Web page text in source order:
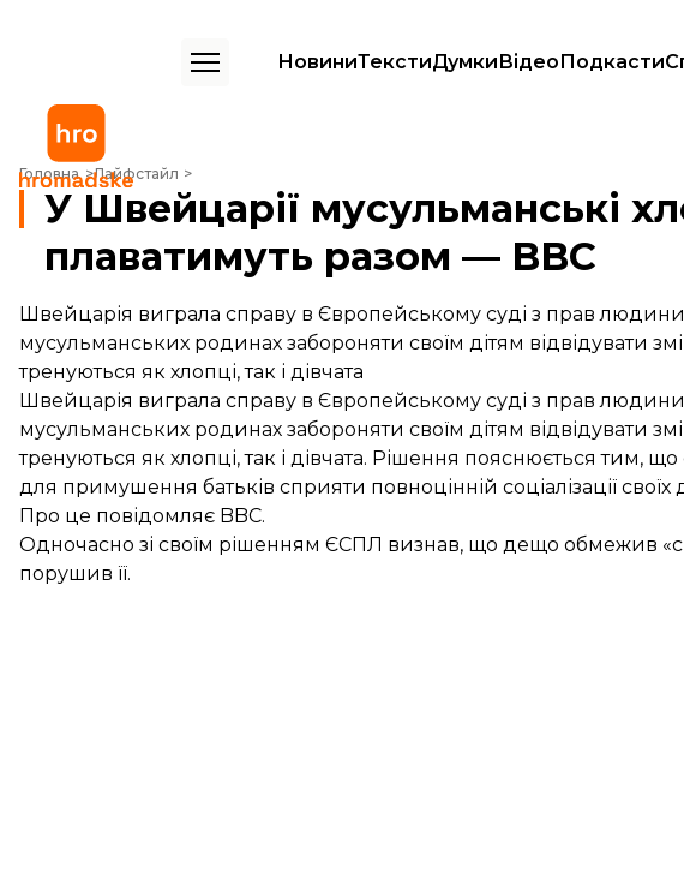
НовиниТекстиДумкиВідеоПодкасти
Головна Лайфстайл
У Швейцарії мусульманські хлопці та дівчата плаватимуть разом — BBC
У Швейцарії мусульманські
плаватимуть разом — BBC
Швейцарія виграла справу в Європейському суді з прав
мусульманських родинах забороняти своїм дітям відвідувати
тренуються як хлопці, так і дівчата
Швейцарія виграла справу в Європейському суді з прав
мусульманських родинах забороняти своїм дітям відвідувати
тренуються як хлопці, так і дівчата. Рішення пояснюється тим,
для примушення батьків сприяти повноцінній соціалізації своїх
Про це повідомляє BBC.
Одночасно зі своїм рішенням ЄСПЛ визнав, що дещо обмежив
порушив її.